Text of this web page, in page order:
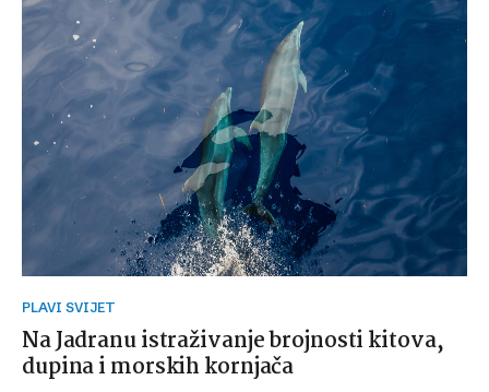
PLAVI SVIJET
Na Jadranu istraživanje brojnosti kitova,
dupina i morskih kornjača